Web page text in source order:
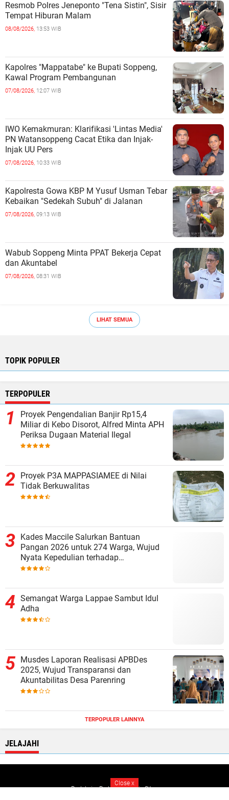
Resmob Polres Jeneponto "Tena Sistin", Sisir
Tempat Hiburan Malam ‎
08/08/2026, 13:53 WIB
Kapolres "Mappatabe" ke Bupati Soppeng,
Kawal Program Pembangunan ‎ ‎
07/08/2026, 12:07 WIB
IWO Kemakmuran: Klarifikasi 'Lintas Media'
PN Watansoppeng Cacat Etika dan Injak-
Injak UU Pers
07/08/2026, 10:33 WIB
Kapolresta Gowa KBP M Yusuf Usman Tebar
Kebaikan "Sedekah Subuh" di Jalanan ‎
07/08/2026, 09:13 WIB
Wabub Soppeng Minta PPAT Bekerja Cepat
dan Akuntabel ‎
07/08/2026, 08:31 WIB
LIHAT SEMUA
TOPIK POPULER
TERPOPULER
Proyek Pengendalian Banjir Rp15,4
Miliar di Kebo Disorot, Alfred Minta APH
Periksa Dugaan Material Ilegal
Proyek P3A MAPPASIAMEE di Nilai
Tidak Berkuwalitas
Kades Maccile Salurkan Bantuan
Pangan 2026 untuk 274 Warga, Wujud
Nyata Kepedulian terhadap
Kesejahteraan Masyarakat
Semangat Warga Lappae Sambut Idul
Adha
Musdes Laporan Realisasi APBDes
2025, Wujud Transparansi dan
Akuntabilitas Desa Parenring
TERPOPULER LAINNYA
JELAJAHI
Redaksi
Pedoman Media Siber
Close x